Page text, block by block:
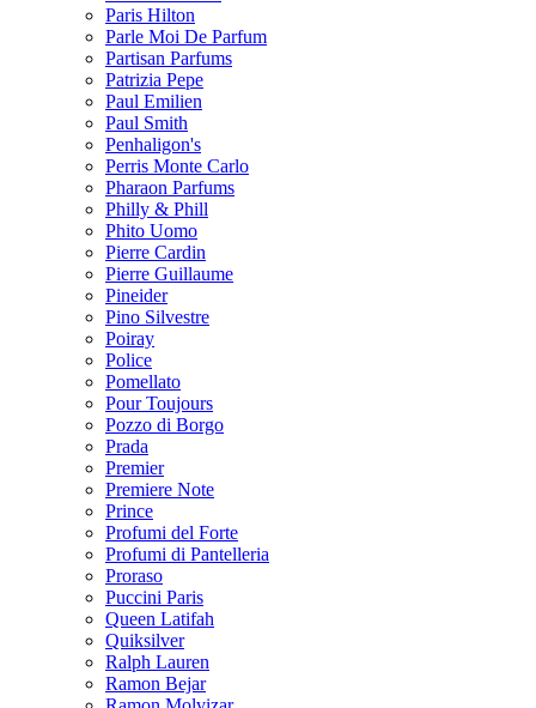
Paris Hilton
Parle Moi De Parfum
Partisan Parfums
Patrizia Pepe
Paul Emilien
Paul Smith
Penhaligon's
Perris Monte Carlo
Pharaon Parfums
Philly & Phill
Phito Uomo
Pierre Cardin
Pierre Guillaume
Pineider
Pino Silvestre
Poiray
Police
Pomellato
Pour Toujours
Pozzo di Borgo
Prada
Premier
Premiere Note
Prince
Profumi del Forte
Profumi di Pantelleria
Proraso
Puccini Paris
Queen Latifah
Quiksilver
Ralph Lauren
Ramon Bejar